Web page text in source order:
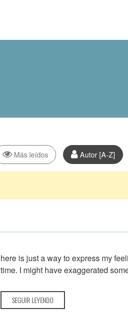
Más leídos Autor [A-Z]
here is just a way to express my
time. I might have exaggerated
SEGUIR LEYENDO